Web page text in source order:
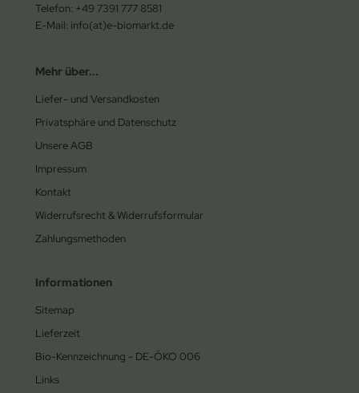
Telefon: +49 7391 777 8581
E-Mail: info(at)e-biomarkt.de
Mehr über...
Liefer- und Versandkosten
Privatsphäre und Datenschutz
Unsere AGB
Impressum
Kontakt
Widerrufsrecht & Widerrufsformular
Zahlungsmethoden
Informationen
Sitemap
Lieferzeit
Bio-Kennzeichnung - DE-ÖKO 006
Links